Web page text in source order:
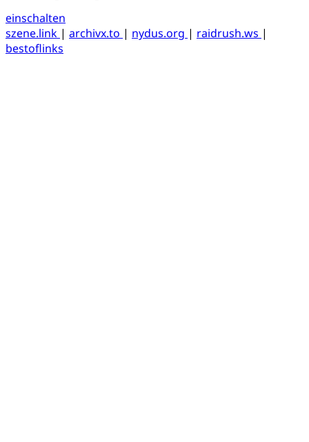
einschalten
szene.link | archivx.to | nydus.org | raidrush.ws |
bestoflinks